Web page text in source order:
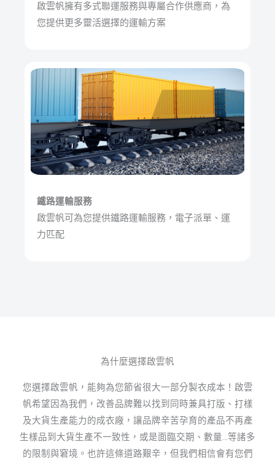
啟雲帆擁有多式聯運服務與專屬合作供應商，為
您提供更多靈活選擇的運輸方案
鐵路運輸服務
啟雲帆可為您提供鐵路運輸服務，電子派單、運
力匹配
為什麼選擇啟雲帆
您選擇啟雲帆，能夠為您節省很大一部分製衣成本！啟雲
帆希望因為我們，改善品牌難以找到同時兼具打版、打樣
及大貨生產能力的成衣廠，讓品牌辛苦孕育的產品不再產
生樣品到大貨生產不一致性，或是面臨交期、數量…等諸多
的限制與窘境。也許這條道路艱辛，但我們相信會有您們